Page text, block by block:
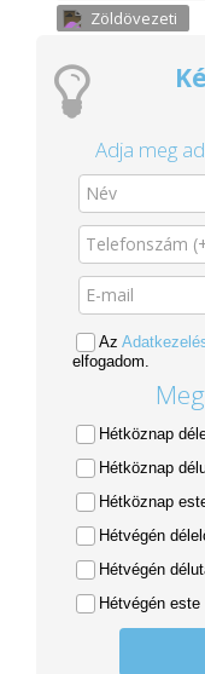
Zöldövezeti
Adja meg
Az
elfogadom.
Hétköznap
Hétköznap
Hétköznap
Hétvégén
Hétvégén
Hétvégén este